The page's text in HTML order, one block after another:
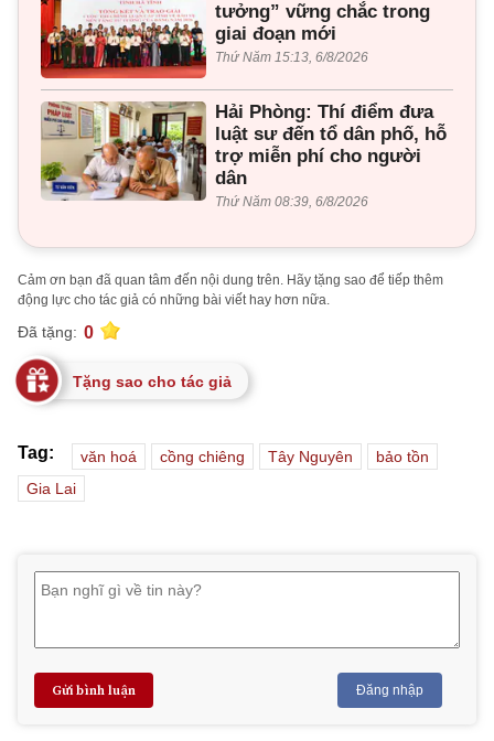
tưởng” vững chắc trong
giai đoạn mới
Thứ Năm 15:13, 6/8/2026
Hải Phòng: Thí điểm đưa
luật sư đến tổ dân phố, hỗ
trợ miễn phí cho người
dân
Thứ Năm 08:39, 6/8/2026
Cảm ơn bạn đã quan tâm đến nội dung trên. Hãy tặng sao để tiếp thêm
động lực cho tác giả có những bài viết hay hơn nữa.
Đã tặng: 0
Tặng sao cho tác giả
Tag: văn hoá cồng chiêng Tây Nguyên
bảo tồn
Gia Lai
Gửi bình luận Đăng nhập